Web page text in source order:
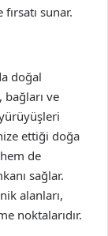
sunar.
doğal
bağları ve
ettiği doğa
de
sağlar.
alanları,
noktalarıdır.